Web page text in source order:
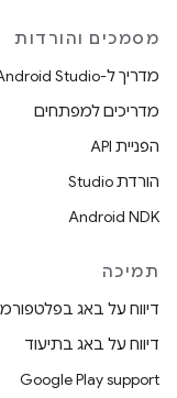
מסמכים והורדות
מדריך ל-Android Studio
מדריכים למפתחים
הפניית API
הורדת Studio
Android NDK
תמיכה
דיווח על באג
דיווח על באג בתיעוד
Google Play support